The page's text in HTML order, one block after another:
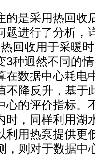
是采用热回收
题进行了分
收用于采暖时
3种迥然不同的
在数据中心耗电
不降反升，基于
心的评价指标。
时，同样利用湖
利用热泵提供更
，则对于数据中